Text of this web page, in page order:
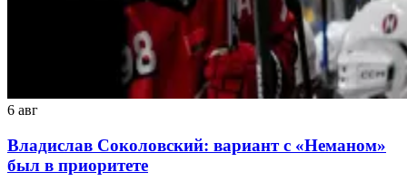
6 авг
Владислав Соколовский: вариант с «Неманом»
был в приоритете